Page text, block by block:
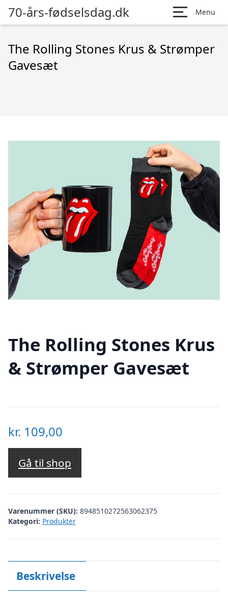
70-års-fødselsdag.dk Menu
The Rolling Stones Krus & Strømper
Gavesæt
The Rolling Stones Krus
& Strømper Gavesæt
kr. 109,00
Gå til shop
Varenummer (SKU): 8948510272563062375
Kategori: Produkter
Beskrivelse